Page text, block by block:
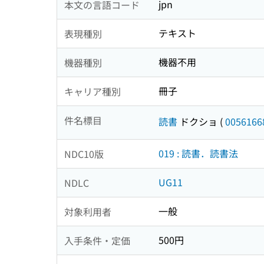
本文の言語コード jpn
表現種別 テキスト
機器種別 機器不用
キャリア種別 冊子
件名標目 読書 ドクショ (
NDC10版 019 : 読書．読書法
NDLC UG11
対象利用者 一般
入手条件・定価 500円